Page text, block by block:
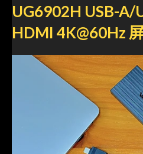
UG6902H USB-A/
HDMI 4K@60Hz